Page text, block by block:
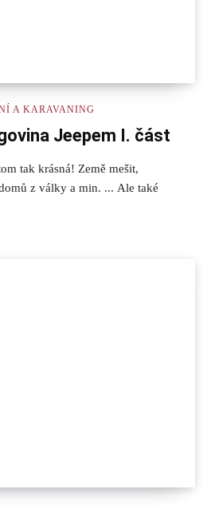
A KARAVANING
Jeepem I. část
tak krásná! Země mešit,
z války a min. ... Ale také